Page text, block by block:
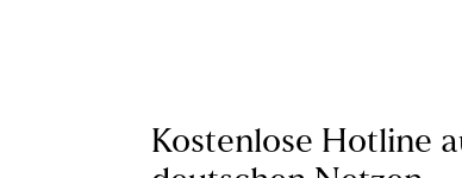
Kostenlose Hotline